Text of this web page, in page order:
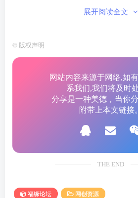
16 第 16 节 – 声线素材准备.mp4
18 第 18 节 – 视频生成（音画同步）
19 第 19 节 – AI 短剧导演工作台.mp4
20 第 20 节 – 视频 4K 高清放大.mp4
21 第 21 节 – 图片数字人口播.mp4
22 第 22 节 – 动作迁移（人物动物卡
24 第 1 节即梦界面功能讲解.mp4
25 第 2 节提示词书写.mp4
26 第 3 节画风风格控制.mp4
28 第 5 节氛围控制.mp4
展开阅读全文
© 版权声明
网站内容来源于网络,如
系我们,我们将及时处
分享是一种美德，当你
附带上本文链接。
THE END
福缘论坛 网创资源